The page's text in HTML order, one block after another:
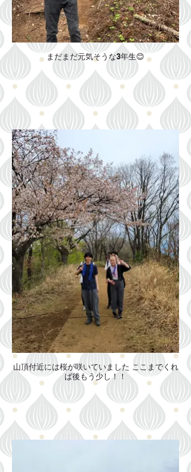
まだまだ元気そうな3年生😊
山頂付近には桜が咲いていました ここまでくれ
ば後もう少し！！